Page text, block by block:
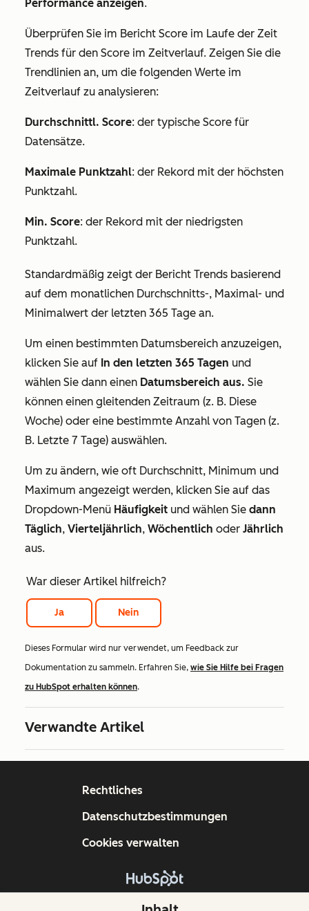
Performance anzeigen.
Überprüfen Sie im Bericht Score im Laufe der Zeit
Trends für den Score im Zeitverlauf. Zeigen Sie die
Trendlinien an, um die folgenden Werte im
Zeitverlauf zu analysieren:
Durchschnittl. Score: der typische Score für
Datensätze.
Maximale Punktzahl: der Rekord mit der höchsten
Punktzahl.
Min. Score: der Rekord mit der niedrigsten
Punktzahl.
Standardmäßig zeigt der Bericht Trends basierend
auf dem monatlichen Durchschnitts-, Maximal- und
Minimalwert der letzten 365 Tage an.
Um einen bestimmten Datumsbereich anzuzeigen,
klicken Sie auf In den letzten 365 Tagen und
wählen Sie dann einen Datumsbereich aus. Sie
können einen gleitenden Zeitraum (z. B. Diese
Woche) oder eine bestimmte Anzahl von Tagen (z.
B. Letzte 7 Tage) auswählen.
Um zu ändern, wie oft Durchschnitt, Minimum und
Maximum angezeigt werden, klicken Sie auf das
Dropdown-Menü Häufigkeit und wählen Sie dann
Täglich, Vierteljährlich, Wöchentlich oder Jährlich
aus.
War dieser Artikel hilfreich?
Ja Nein
Dieses Formular wird nur verwendet, um Feedback zur
Dokumentation zu sammeln. Erfahren Sie, wie Sie Hilfe bei Fragen
zu HubSpot erhalten können.
Verwandte Artikel
Copyright © 2026 HubSpot, Inc.
Rechtliches
Datenschutzbestimmungen
Cookies verwalten